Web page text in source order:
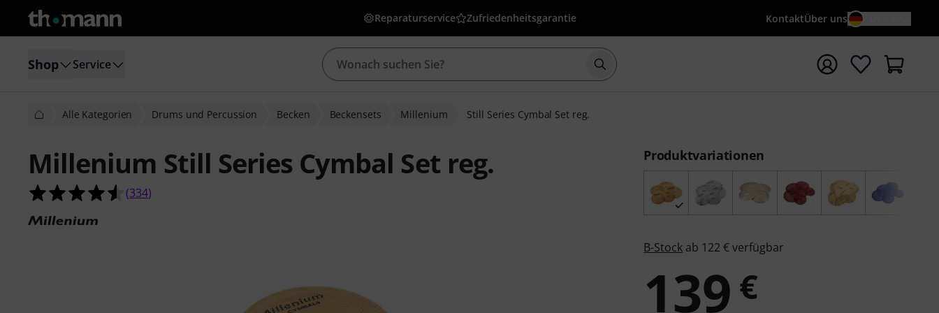
Reparaturservice Zufriedenheitsgarantie KontaktÜber uns
Shop Service Suche mit Suchwort {searchTerm} starten
Alle Kategorien Drums und Percussion Becken Beckensets Millenium Still Series Cymbal Set reg.
Millenium Still Series Cymbal Set reg.
4.5 von 5 Sternen aus 334 Kundenbewertungen
(334)
Produktvariationen
B-Stock ab 122 € verfügbar
139 €